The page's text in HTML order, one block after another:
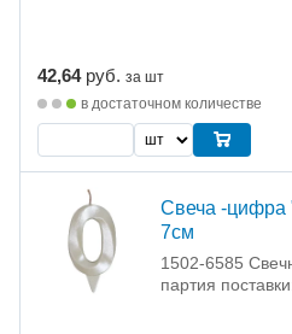
42,64 руб. за шт
в достаточном количестве
Свеча -цифра
7см
1502-6585
партия